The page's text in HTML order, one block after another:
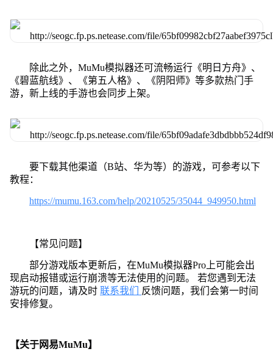
除此之外，MuMu模拟器还可流畅运行《明日方舟》、
《碧蓝航线》、《第五人格》、《阴阳师》等多款热门手
游，新上线的手游也会同步上架。
要下载其他渠道（B站、华为等）的游戏，可参考以下
教程：
https://mumu.163.com/help/20210525/35044_949950.html
【常见问题】
部分游戏版本更新后，在MuMu模拟器Pro上可能会出
现启动报错或运行崩溃等无法使用的问题。 若您遇到无法
游玩的问题，请及时 联系我们
反馈问题，我们会第一时间
安排修复。
【关于网易MuMu】